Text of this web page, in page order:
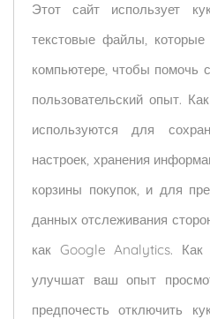
Этот сайт использует
текстовые файлы,
компьютере, чтобы помочь
пользовательский опыт.
используются для
настроек, хранения
корзины покупок, и для
данных отслеживания
как Google Analytics.
улучшат ваш опыт
предпочесть отключить